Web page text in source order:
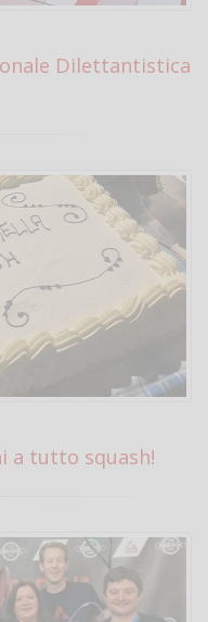
Dilettantistica
a tutto squash!